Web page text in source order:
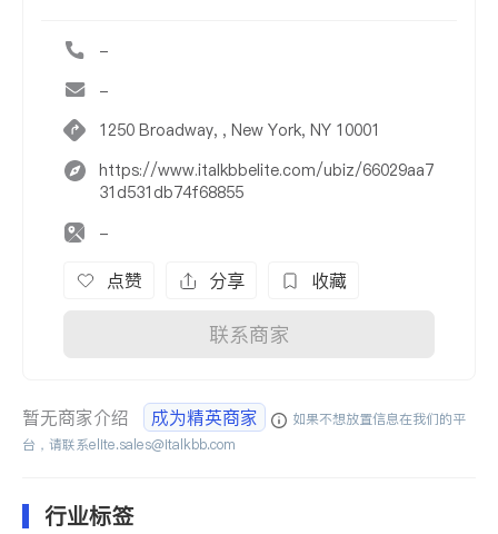
-
-
1250 Broadway, , New York, NY 10001
https://www.italkbbelite.com/ubiz/66029aa7
31d531db74f68855
-
点赞 分享 收藏
联系商家
暂无商家介绍 成为精英商家
如果不想放置信息在我们的平
台，请联系elite.sales@italkbb.com
行业标签